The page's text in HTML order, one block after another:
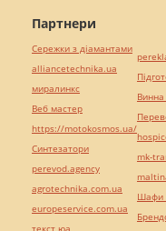
Партнери
Сережки з діамантами
alliancetechnika.ua
миралинкс
Веб мастер
https://motokosmos.ua/
Синтезатори
perevod.agency
agrotechnika.com.ua
europeservice.com.ua
текст юа
mk-
Шафи